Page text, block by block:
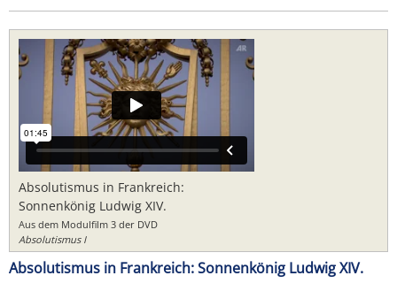
Absolutismus in Frankreich:
Sonnenkönig Ludwig XIV.
Aus dem Modulfilm 3 der DVD
Absolutismus I
Absolutismus in Frankreich: Sonnenkönig Ludwig XIV.